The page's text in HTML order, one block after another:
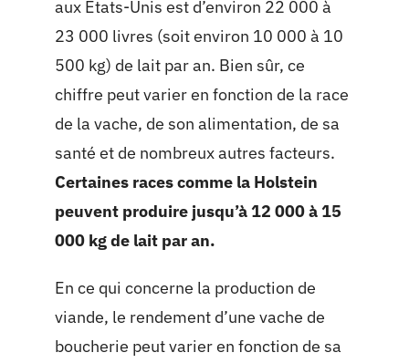
aux États-Unis est d’environ 22 000 à
23 000 livres (soit environ 10 000 à 10
500 kg) de lait par an. Bien sûr, ce
chiffre peut varier en fonction de la race
de la vache, de son alimentation, de sa
santé et de nombreux autres facteurs.
Certaines races comme la Holstein
peuvent produire jusqu’à 12 000 à 15
000 kg de lait par an.
En ce qui concerne la production de
viande, le rendement d’une vache de
boucherie peut varier en fonction de sa